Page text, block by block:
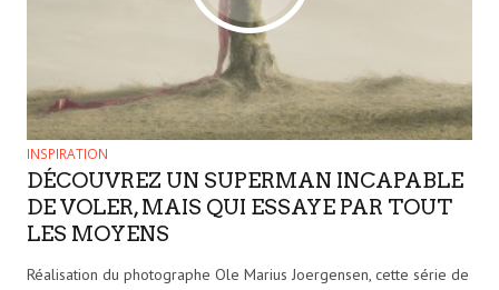
INSPIRATION
DÉCOUVREZ UN SUPERMAN INCAPABLE
DE VOLER, MAIS QUI ESSAYE PAR TOUT
LES MOYENS
Réalisation du photographe Ole Marius Joergensen, cette série de